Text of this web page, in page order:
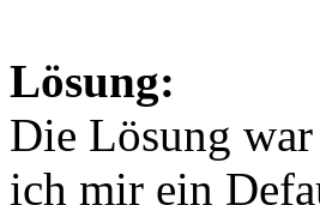
Lösung:
Die Lösung
ich mir ein